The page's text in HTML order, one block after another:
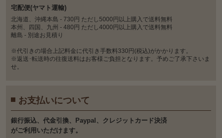
宅配便(ヤマト運輸)
北海道、沖縄本島 - 730円 ただし5000円以上購入で送料無料
本州、四国、九州 - 480円 ただし4000円以上購入で送料無料
離島 - 別途お見積り
※代引きの場合上記料金に代引き手数料330円(税込)がかかります。
※返送･転送時の往復送料はお客様ご負担となります。予めご了承下さいま
せ。
お支払いについて
銀⾏振込、代⾦引換、Paypal、クレジットカード決済
がご利⽤いただけます。